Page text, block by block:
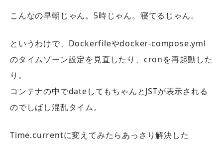
こんなの早朝じゃん。5時じゃん。寝てるじゃん。
というわけで、Dockerfileやdocker-compose.yml
のタイムゾーン設定を見直したり、cronを再起動した
り。
コンテナの中でdateしてもちゃんとJSTが表示される
のでしばし混乱タイム。
Time.currentに変えてみたらあっさり解決した